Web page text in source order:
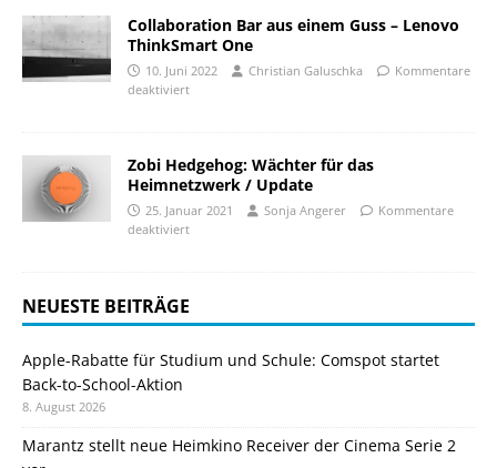
Collaboration Bar aus einem Guss – Lenovo
ThinkSmart One
10. Juni 2022 Christian Galuschka
Kommentare
deaktiviert
Zobi Hedgehog: Wächter für das
Heimnetzwerk / Update
25. Januar 2021 Sonja Angerer
Kommentare
deaktiviert
NEUESTE BEITRÄGE
Apple-Rabatte für Studium und Schule: Comspot startet
Back-to-School-Aktion
8. August 2026
Marantz stellt neue Heimkino Receiver der Cinema Serie 2